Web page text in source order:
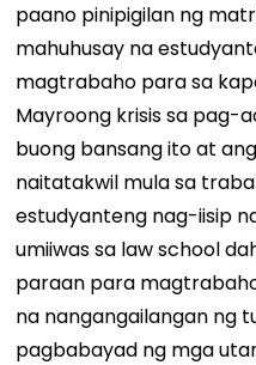
paano pinipigilan ng
mahuhusay na
magtrabaho para sa
Mayroong krisis sa pag-
buong bansang ito at
naitatakwil mula sa
estudyanteng nag-iisip
umiiwas sa law school
paraan para
na nangangailangan ng
pagbabayad ng mga